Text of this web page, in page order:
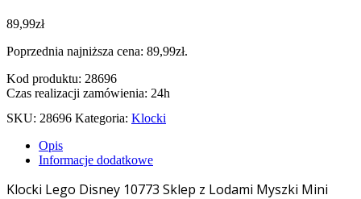
89,99zł
Poprzednia najniższa cena: 89,99zł.
Kod produktu: 28696
Czas realizacji zamówienia: 24h
SKU: 28696 Kategoria: Klocki
Opis
Informacje dodatkowe
Klocki Lego Disney 10773 Sklep z Lodami Myszki Mini